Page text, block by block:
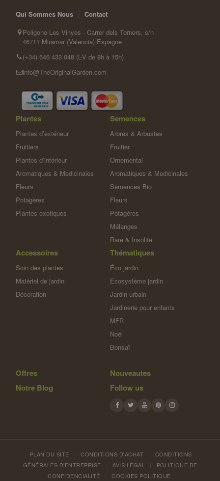
Qui Sommes Nous
Contact
Poligono Les Vinyes - Carrer dels Torners, s/n
46711 Miramar (Valencia) Espagne
(+34) 646 433 048 (L-V de 8h à 15h)
info@TheOriginalGarden.com
Plantes
Plantes d’extérieur
Fruitiers
Plantes d’intérieur
Aromatiques & Medicinales
Fleurs
Potagères
Plantes exotiques
Semences
Arbres & Arbustes
Fruitier
Ornemental
Aromatiques & Medicinales
Semences Bio
Fleurs
Potagères
Mélanges
Rare & Insolite
Accessoires
Soin des plantes
Matériel de jardin
Décoration
Thématiques
Éco jardin
Ecosystème jardin
Jardin urbain
Jardinerie pour enfants
MFR
Noël
Bonsaï
Offres
Nouveautes
Notre Blog
Follow us
PLAN DU SITE CONDITIONS D'ACHAT
CONDITIONS
GÉNÉRALES D'ENTREPRISE
AVIS LÉGAL
POLITIQUE DE
CONFIDENCIALITÉ
COOKIES POLITIQUE